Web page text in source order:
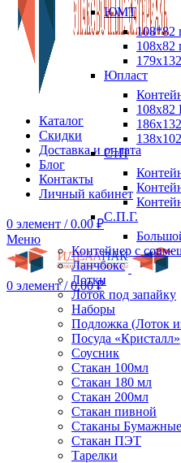
Каталог
Скидки
Доставка и оплата
Блог
Контакты
Личный кабинет
0 элемент / 0.00₽
Меню
0 элемент / 0.00₽
ЮМТ
108*82
108х82
Юпласт
108х82
СтП
С.П.Г.
Контейнер с
Ланчбокс
Лотки
Лоток под запайку
Наборы
Подложка (Лоток
Посуда «Кристалл»
Соусник
Стакан 100мл
Стакан 180 мл
Стакан 200мл
Стакан пивной
Стаканы Бумажные
Стакан ПЭТ
Тарелки